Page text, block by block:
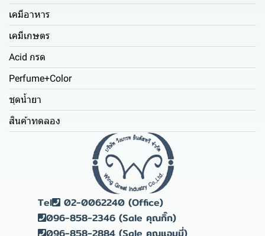
เคมีอาหาร
เคมีเกษตร
Acid กรด
Perfume+Color
ชุดน้ำยา
สินค้าทดลอง
Tel
02-0062240 (Office)
096-858-2346 (Sale คุณกิ๊ก)